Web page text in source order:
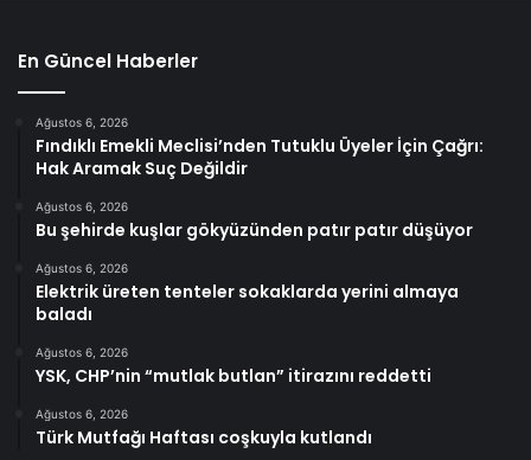
En Güncel Haberler
Ağustos 6, 2026
Fındıklı Emekli Meclisi’nden Tutuklu Üyeler İçin Çağrı:
Hak Aramak Suç Değildir
Ağustos 6, 2026
Bu şehirde kuşlar gökyüzünden patır patır düşüyor
Ağustos 6, 2026
Elektrik üreten tenteler sokaklarda yerini almaya
baladı
Ağustos 6, 2026
YSK, CHP’nin “mutlak butlan” itirazını reddetti
Ağustos 6, 2026
Türk Mutfağı Haftası coşkuyla kutlandı